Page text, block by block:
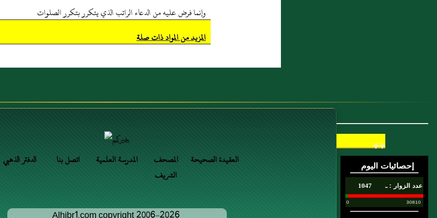
وإنما فرض عليه من الدعاء الراتب الذي يتكرر بتكرر الصلوات
المزيد من المواد ذات صلة
الدفتر الذهبي اتصل بنا المدرسة العلمية
المصحف
الشريف
العقيدة الصحيحة
++